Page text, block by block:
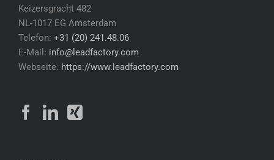
Keizersgracht 482
NL-1017 EG Amsterdam
Telefon: +31 (20) 241.48.06
E-Mail: info@leadfactory.com
Webseite: https://www.leadfactory.com